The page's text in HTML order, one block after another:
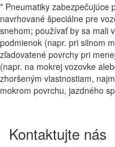
* Pneumatiky zabezpečujúce
navrhované špeciálne pre
snehom; používať by sa mali
podmienok (napr. pri silnom
zľadovatené povrchy pri
(napr. na mokrej vozovke
zhoršeným vlastnostiam,
mokrom povrchu, jazdného
Kontaktujte nás